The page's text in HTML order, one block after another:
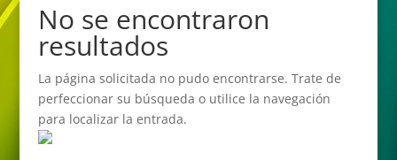
No se encontraron
resultados
La página solicitada no pudo encontrarse. Trate de
perfeccionar su búsqueda o utilice la navegación
para localizar la entrada.